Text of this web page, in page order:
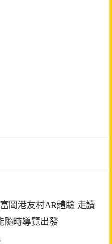
岡港友村AR體驗 走讀
隨時導覽出發